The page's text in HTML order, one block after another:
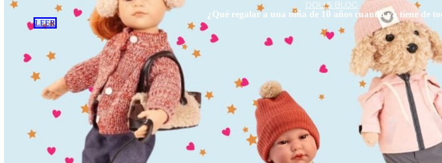
DOLLS BLOG
¿Qué regalar a una niña de 10 años cuando ya tiene de
LEER